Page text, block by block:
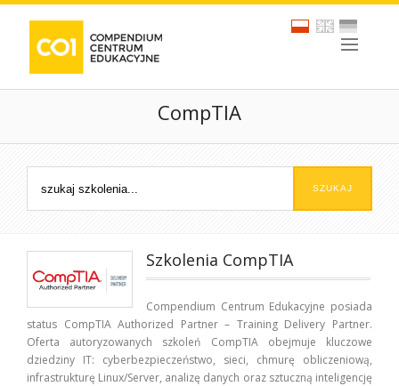
CompTIA
Szkolenia CompTIA
Compendium Centrum Edukacyjne posiada
status CompTIA Authorized Partner – Training Delivery Partner.
Oferta autoryzowanych szkoleń CompTIA obejmuje kluczowe
dziedziny IT: cyberbezpieczeństwo, sieci, chmurę obliczeniową,
infrastrukturę Linux/Server, analizę danych oraz sztuczną inteligencję